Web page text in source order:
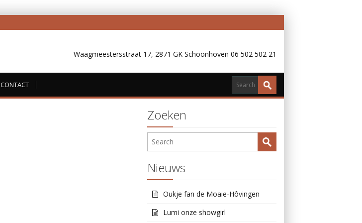
Waagmeestersstraat 17, 2871 GK Schoonhoven 06 502 502 21
CONTACT
Zoeken
Nieuws
Oukje fan de Moaie-Hôvingen
Lumi onze showgirl